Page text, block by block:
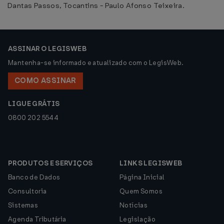
Dantas Passos, Tocantins - Paulo Afonso Teixeira.
ASSINAR O LEGISWEB
Mantenha-se informado e atualizado com o LegisWeb.
COMO ASSINAR
LIGUE GRÁTIS
0800 202 5544
PRODUTOS E SERVIÇOS
Banco de Dados
Consultoria
Sistemas
Agenda Tributária
LINKS LEGISWEB
Página Inicial
Quem Somos
Notícias
Legislação